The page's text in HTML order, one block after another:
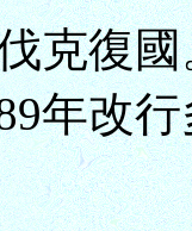
克復
年改